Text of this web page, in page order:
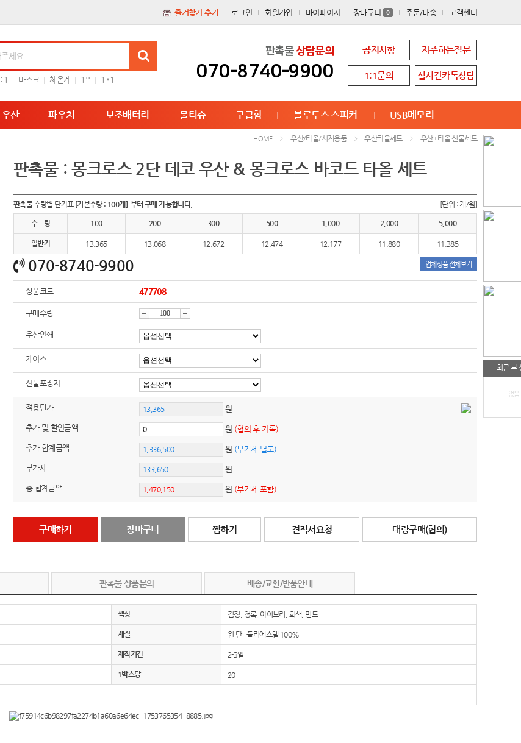
즐겨찾기 추가 로그인 회원가입 마이페이지 장바구니 0 주문/배송 고객센터
: 1 마스크 체온계 1'" 1*1
판촉물상담문의
070-8740-9900
공지사항 자주하는질문
1:1문의 실시간카톡상담
우산 파우치 보조배터리 물티슈 구급함 블루투스 스피커 USB메모리
최근 본
없음
HOME 우산/타올/시계용품 우산타올세트 우산+타올 선물세트
판촉물 : 몽크로스 2단 데코 우산 & 몽크로스 바코드 타올 세트
판촉물수량별 단가표 [기본수량 : 100개] 부터 구매 가능합니다. [단위 : 개/원]
수 량 100 200 300 500 1,000 2,000 5,000
일반가 13,365 13,068 12,672 12,474 12,177 11,880 11,385
070-8740-9900 업체상품 전체보기
상품코드 477708
구매수량
감
소
증
가
우산인쇄
케이스
선물포장지
적용단가 원
추가 및 할인금액 원 (협의 후 기록)
추가 합계금액 원 (부가세 별도)
부가세 원
총 합계금액 원 (부가세 포함)
구매하기 장바구니 찜하기 견적서요청 대량구매(협의)
판촉물 상품문의 배송/교환/반품안내
색상 검정, 청록, 아이보리, 회색, 민트
재질 원 단 : 폴리에스텔 100%
제작기간 2-3일
1박스당 20